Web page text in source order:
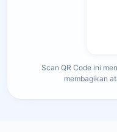
Scan QR Code ini
membagikan